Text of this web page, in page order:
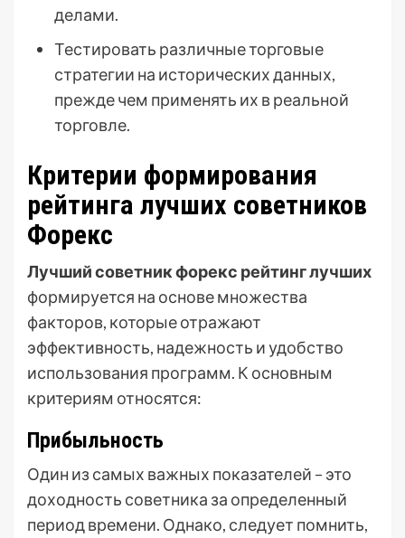
делами.
Тестировать различные торговые
стратегии на исторических данных,
прежде чем применять их в реальной
торговле.
Критерии формирования
рейтинга лучших советников
Форекс
Лучший советник форекс рейтинг лучших
формируется на основе множества
факторов, которые отражают
эффективность, надежность и удобство
использования программ. К основным
критериям относятся:
Прибыльность
Один из самых важных показателей – это
доходность советника за определенный
период времени. Однако, следует помнить,